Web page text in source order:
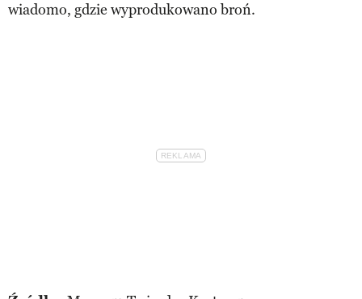
wiadomo, gdzie wyprodukowano broń.